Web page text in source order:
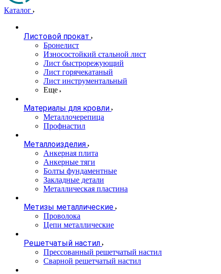
Каталог
Листовой прокат
Бронелист
Износостойкий стальной лист
Лист быстрорежующий
Лист горячекатаный
Лист инструментальный
Еще
Материалы для кровли
Металлочерепица
Профнастил
Металлоизделия
Анкерная плита
Анкерные тяги
Болты фундаментные
Закладные детали
Металлическая пластина
Метизы металлические
Проволока
Цепи металлические
Решетчатый настил
Прессованный решетчатый настил
Сварной решетчатый настил